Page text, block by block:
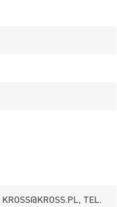
KROSS@KROSS.PL, TEL.